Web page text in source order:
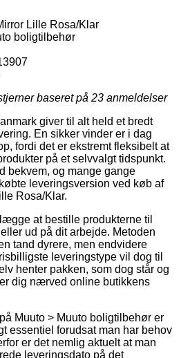
Lille Rosa/Klar
boligtilbehør
baseret på 23 anmeldelser
giver til alt held et bredt
En sikker vinder er i dag
fordi det er ekstremt fleksibelt at
på et selvvalgt tidspunkt.
bekvem, og mange gange
leveringsversion ved køb af
Rosa/Klar.
at bestille produkterne til
ud på dit arbejde. Metoden
tand dyrere, men endvidere
leveringstype vil dog til
henter pakken, som dog står og
dig nærved online butikkens
Muuto > Muuto boligtilbehør er
essentiel forudsat man har behov
er det nemlig aktuelt at man
leveringsdato på det